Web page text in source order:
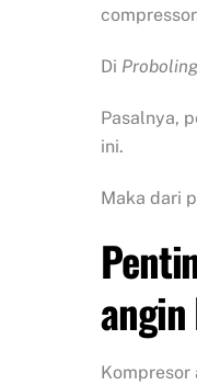
Di
Pasalnya,
ini.
Maka dari
Kompresor